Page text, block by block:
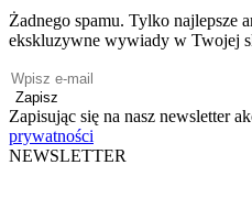
Żadnego spamu. Tylko najlepsze
ekskluzywne wywiady w Twojej
Zapisz
Zapisując się na nasz newsletter
prywatności
NEWSLETTER